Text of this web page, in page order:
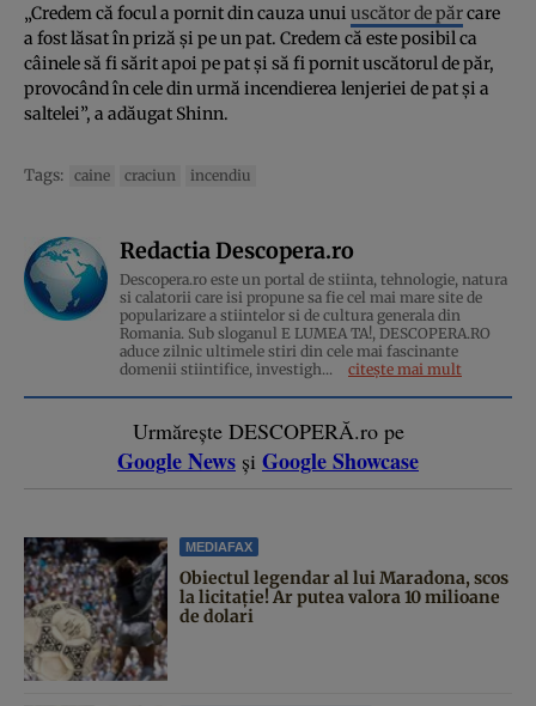
„Credem că focul a pornit din cauza unui uscător de părcare
a fost lăsat în priză și pe un pat. Credem că este posibil ca
câinele să fi sărit apoi pe pat și să fi pornit uscătorul de păr,
provocând în cele din urmă incendierea lenjeriei de pat și a
saltelei”, a adăugat Shinn.
Tags: caine craciun incendiu
Redactia Descopera.ro
Descopera.ro este un portal de stiinta, tehnologie, natura
si calatorii care isi propune sa fie cel mai mare site de
popularizare a stiintelor si de cultura generala din
Romania. Sub sloganul E LUMEA TA!, DESCOPERA.RO
aduce zilnic ultimele stiri din cele mai fascinante
domenii stiintifice, investigh...
citește mai mult
Urmărește DESCOPERĂ.ro pe
Google News și Google Showcase
MEDIAFAX
Obiectul legendar al lui Maradona, scos
la licitație! Ar putea valora 10 milioane
de dolari